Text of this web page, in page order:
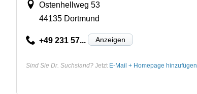
Ostenhellweg 53
44135 Dortmund
+49 231 57... Anzeigen
Sind Sie Dr. Suchsland? Jetzt E-Mail + Homepage hinzufügen